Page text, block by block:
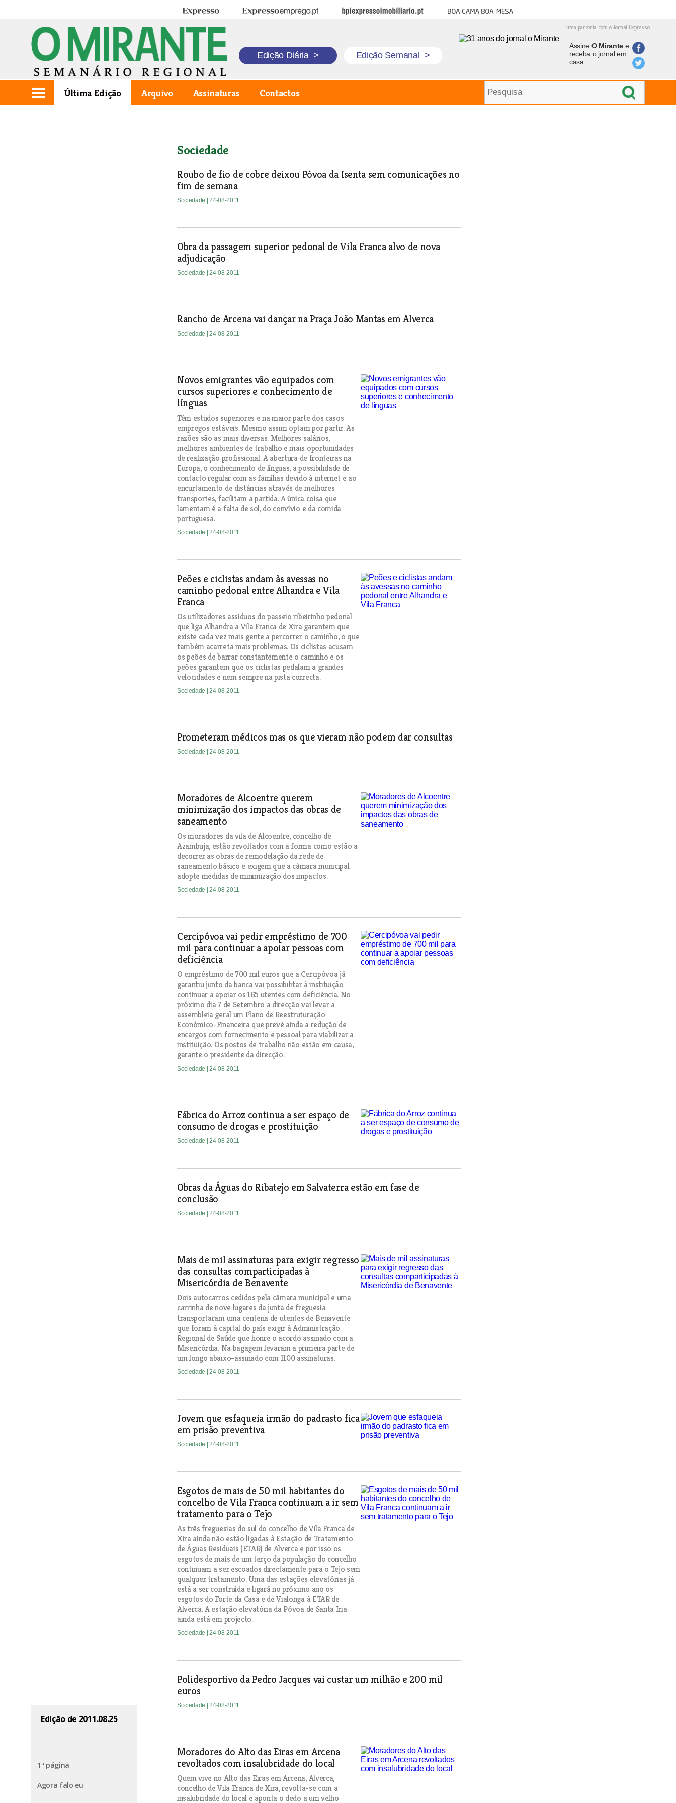
Expresso Expresso Emprego BPI Expresso Imobiliário Boa cama boa mesa
uma parceria com o Jornal Expresso
Edição Diária > Edição Semanal >
Assine O Mirantee
receba o jornal em
casa
Última Edição Arquivo Assinaturas Contactos
Edição de 2011.08.25
1ª página
Agora falo eu
Sociedade
Roubo de fio de cobre deixou Póvoa da Isenta sem comunicações no
fim de semana
Sociedade | 24-08-2011
Obra da passagem superior pedonal de Vila Franca alvo de nova
adjudicação
Sociedade | 24-08-2011
Rancho de Arcena vai dançar na Praça João Mantas em Alverca
Sociedade | 24-08-2011
Novos emigrantes vão equipados com
cursos superiores e conhecimento de
línguas
Têm estudos superiores e na maior parte dos casos
empregos estáveis. Mesmo assim optam por partir. As
razões são as mais diversas. Melhores salários,
melhores ambientes de trabalho e mais oportunidades
de realização profissional. A abertura de fronteiras na
Europa, o conhecimento de línguas, a possibilidade de
contacto regular com as famílias devido à internet e ao
encurtamento de distâncias através de melhores
transportes, facilitam a partida. A única coisa que
lamentam é a falta de sol, do convívio e da comida
portuguesa.
Sociedade | 24-08-2011
Peões e ciclistas andam às avessas no
caminho pedonal entre Alhandra e Vila
Franca
Os utilizadores assíduos do passeio ribeirinho pedonal
que liga Alhandra a Vila Franca de Xira garantem que
existe cada vez mais gente a percorrer o caminho, o que
também acarreta mais problemas. Os ciclistas acusam
os peões de barrar constantemente o caminho e os
peões garantem que os ciclistas pedalam a grandes
velocidades e nem sempre na pista correcta.
Sociedade | 24-08-2011
Prometeram médicos mas os que vieram não podem dar consultas
Sociedade | 24-08-2011
Moradores de Alcoentre querem
minimização dos impactos das obras de
saneamento
Os moradores da vila de Alcoentre, concelho de
Azambuja, estão revoltados com a forma como estão a
decorrer as obras de remodelação da rede de
saneamento básico e exigem que a câmara municipal
adopte medidas de minimização dos impactos.
Sociedade | 24-08-2011
Cercipóvoa vai pedir empréstimo de 700
mil para continuar a apoiar pessoas com
deficiência
O empréstimo de 700 mil euros que a Cercipóvoa já
garantiu junto da banca vai possibilitar à instituição
continuar a apoiar os 165 utentes com deficiência. No
próximo dia 7 de Setembro a direcção vai levar a
assembleia geral um Plano de Reestruturação
Económico-Financeira que prevê ainda a redução de
encargos com fornecimento e pessoal para viabilizar a
instituição. Os postos de trabalho não estão em causa,
garante o presidente da direcção.
Sociedade | 24-08-2011
Fábrica do Arroz continua a ser espaço de
consumo de drogas e prostituição
Sociedade | 24-08-2011
Obras da Águas do Ribatejo em Salvaterra estão em fase de
conclusão
Sociedade | 24-08-2011
Mais de mil assinaturas para exigir regresso
das consultas comparticipadas à
Misericórdia de Benavente
Dois autocarros cedidos pela câmara municipal e uma
carrinha de nove lugares da junta de freguesia
transportaram uma centena de utentes de Benavente
que foram à capital do país exigir à Administração
Regional de Saúde que honre o acordo assinado com a
Misericórdia. Na bagagem levaram a primeira parte de
um longo abaixo-assinado com 1100 assinaturas.
Sociedade | 24-08-2011
Jovem que esfaqueia irmão do padrasto fica
em prisão preventiva
Sociedade | 24-08-2011
Esgotos de mais de 50 mil habitantes do
concelho de Vila Franca continuam a ir sem
tratamento para o Tejo
As três freguesias do sul do concelho de Vila Franca de
Xira ainda não estão ligadas à Estação de Tratamento
de Águas Residuais (ETAR) de Alverca e por isso os
esgotos de mais de um terço da população do concelho
continuam a ser escoados directamente para o Tejo sem
qualquer tratamento. Uma das estações elevatórias já
está a ser construída e ligará no próximo ano os
esgotos do Forte da Casa e de Vialonga à ETAR de
Alverca. A estação elevatória da Póvoa de Santa Iria
ainda está em projecto.
Sociedade | 24-08-2011
Polidesportivo da Pedro Jacques vai custar um milhão e 200 mil
euros
Sociedade | 24-08-2011
Moradores do Alto das Eiras em Arcena
revoltados com insalubridade do local
Quem vive no Alto das Eiras em Arcena, Alverca,
concelho de Vila Franca de Xira, revolta-se com a
insalubridade do local e aponta o dedo a um velho